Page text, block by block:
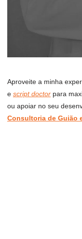
Aproveite a minha
e script doctor para
ou apoiar no seu
Consultoria de Guião